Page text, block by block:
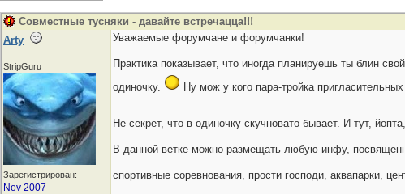
Совместные тусняки - давайте встречацца!!!
Arty
StripGuru
Зарегистрирован:
Nov 2007
Уважаемые форумчане и форумчанки!
Практика показывает, что иногда планируешь ты блин
одиночку.
Ну мож у кого пара-тройка
Не секрет, что в одиночку скучновато бывает. И тут,
В данной ветке можно размещать любую инфу,
спортивные соревнования, прости господи, аквапарки,